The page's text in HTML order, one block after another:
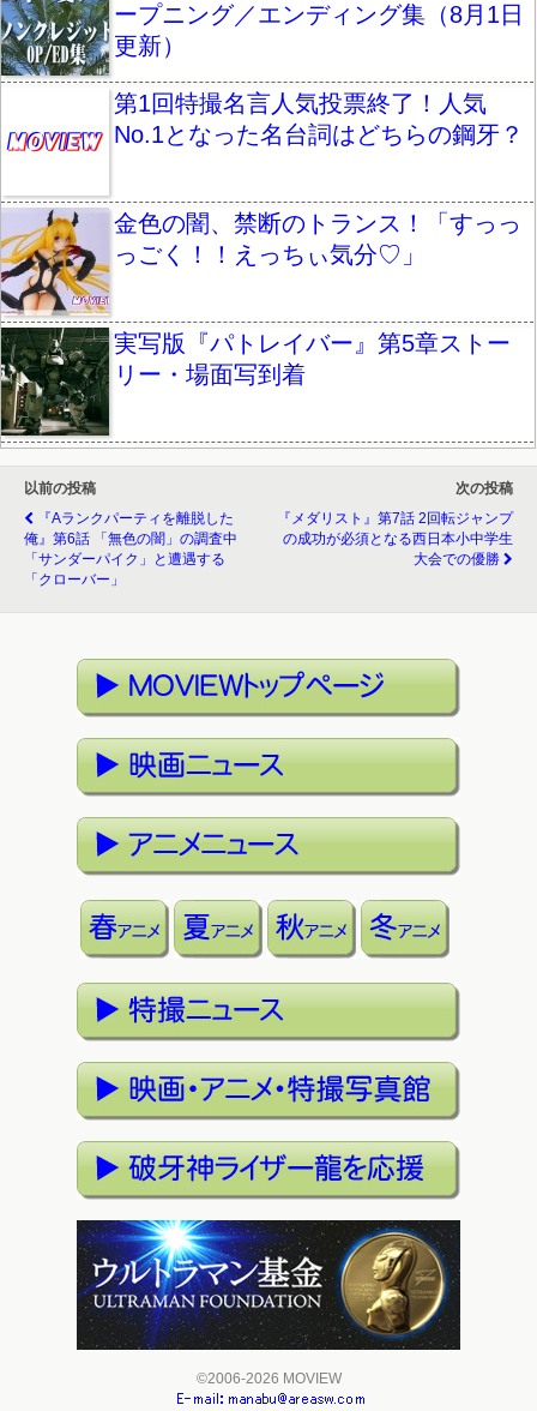
ープニング／エンディング集（8月1日
更新）
第1回特撮名言人気投票終了！人気
No.1となった名台詞はどちらの鋼牙？
金色の闇、禁断のトランス！「すっっ
っごく！！えっちぃ気分♡」
実写版『パトレイバー』第5章ストー
リー・場面写到着
以前の投稿
『Aランクパーティを離脱した
俺』第6話 「無色の闇」の調査中
「サンダーパイク」と遭遇する
「クローバー」
次の投稿
『メダリスト』第7話 2回転ジャンプ
の成功が必須となる西日本小中学生
大会での優勝
©2006-2026 MOVIEW